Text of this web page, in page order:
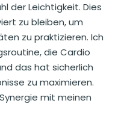
der Leichtigkeit. Dies
zu bleiben, um
zu praktizieren. Ich
die Cardio
das hat sicherlich
zu maximieren.
mit meinen